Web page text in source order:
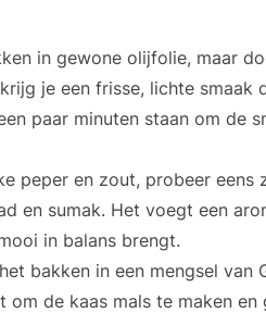
in gewone olijfolie, maar
je een frisse, lichte smaak
paar minuten staan om de
peper en zout, probeer eens
en sumak. Het voegt een
in balans brengt.
bakken in een mengsel
de kaas mals te maken